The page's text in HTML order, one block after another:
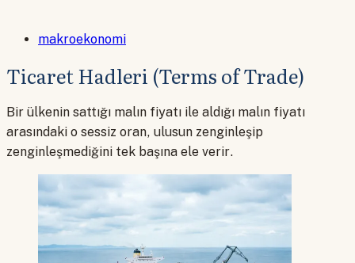
makroekonomi
Ticaret Hadleri (Terms of Trade)
Bir ülkenin sattığı malın fiyatı ile aldığı malın fiyatı
arasındaki o sessiz oran, ulusun zenginleşip
zenginleşmediğini tek başına ele verir.